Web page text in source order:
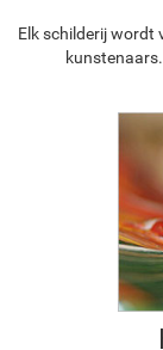
Elk schilderij wordt